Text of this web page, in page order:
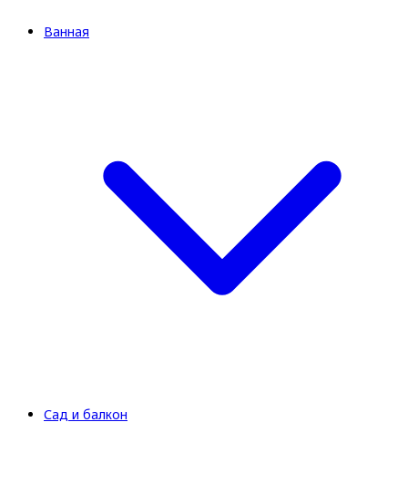
Ванная
Сад и балкон